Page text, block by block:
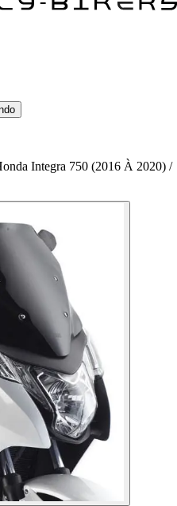
Integra 750 (2016 À 2020) /